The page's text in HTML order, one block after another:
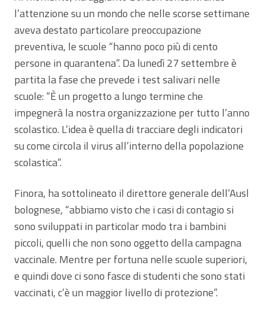
l’attenzione su un mondo che nelle scorse settimane
aveva destato particolare preoccupazione
preventiva, le scuole “hanno poco più di cento
persone in quarantena”. Da lunedì 27 settembre è
partita la fase che prevede i test salivari nelle
scuole: “È un progetto a lungo termine che
impegnerà la nostra organizzazione per tutto l’anno
scolastico. L’idea è quella di tracciare degli indicatori
su come circola il virus all’interno della popolazione
scolastica”.
Finora, ha sottolineato il direttore generale dell’Ausl
bolognese, “abbiamo visto che i casi di contagio si
sono sviluppati in particolar modo tra i bambini
piccoli, quelli che non sono oggetto della campagna
vaccinale. Mentre per fortuna nelle scuole superiori,
e quindi dove ci sono fasce di studenti che sono stati
vaccinati, c’è un maggior livello di protezione”.